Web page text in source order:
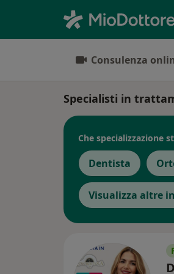
Consulenza
Specialisti in
Che specializzazione
Dentista
Visualizza altre